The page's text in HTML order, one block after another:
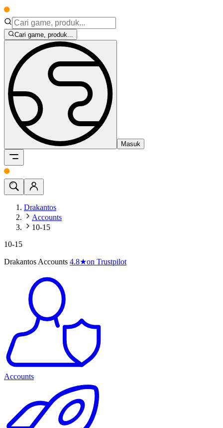
Cari game, produk...
Masuk
Drakantos
Accounts
10-15
10-15
Drakantos Accounts 4.8★on Trustpilot
Accounts